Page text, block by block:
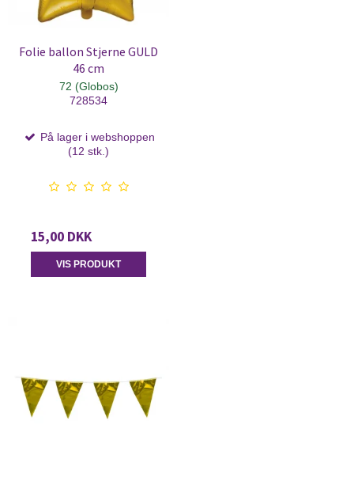
Folie ballon Stjerne GULD
46 cm
72 (Globos)
728534
På lager i webshoppen
(12 stk.)
15,00 DKK
VIS PRODUKT